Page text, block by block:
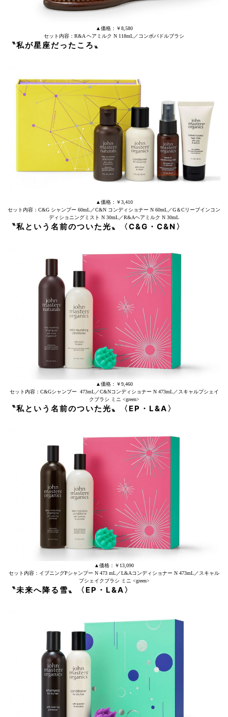
▲価格：￥8,580
セット内容：R&A ヘアミルク N 118mL／コンボパドルブラシ
〝私が星座だったころ〟
▲価格：￥3,410
セット内容：C&G シャンプー 60mL／C&N コンディショナー N 60mL／G＆Cリーブインコン
ディショニングミスト N 30mL／R&Aヘアミルク N 30mL
〝私という名前のついた光〟 〈C&G ・ C&N〉
▲価格：￥9,460
セット内容：C&Gシャンプー 473mL／C&Nコンディショナー N 473mL／スキャルプシェイ
クブラシ ミニ <green>
〝私という名前のついた光〟 〈EP ・ L&A〉
▲価格：￥13,090
セット内容：イブニングPシャンプー N 473 mL／L&Aコンディショナー N 473mL／スキャル
プシェイクブラシ ミニ <green>
〝未来へ降る雪〟 〈EP ・ L&A〉